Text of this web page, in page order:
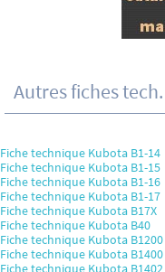
Autres fiches tech.
Fiche technique Kubota B1-14
Fiche technique Kubota B1-15
Fiche technique Kubota B1-16
Fiche technique Kubota B1-17
Fiche technique Kubota B17X
Fiche technique Kubota B40
Fiche technique Kubota B1200
Fiche technique Kubota B1400
Fiche technique Kubota B1402